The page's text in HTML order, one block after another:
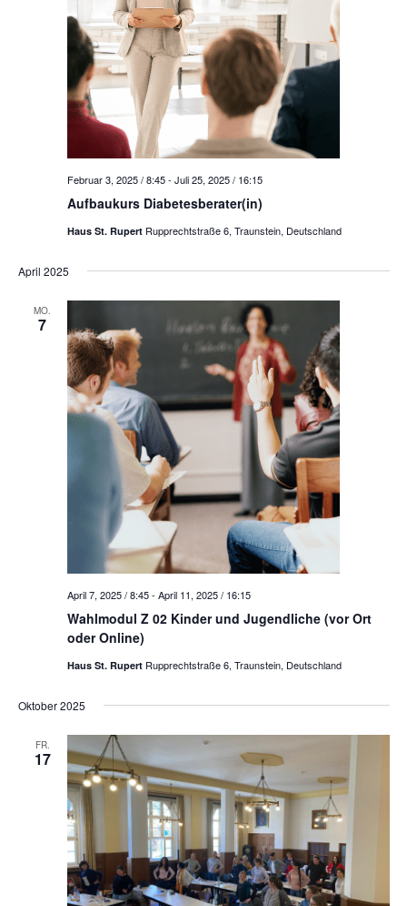
Aufbaukurs Diabetesberater(in)
Februar 3, 2025 / 8:45- Juli 25, 2025 / 16:15
Haus St. Rupert Rupprechtstraße 6, Traunstein, Deutschland
April 2025
MO.
7
Wahlmodul Z 02 Kinder und Jugendliche (vor Ort
oder Online)
April 7, 2025 / 8:45- April 11, 2025 / 16:15
Haus St. Rupert Rupprechtstraße 6, Traunstein, Deutschland
Oktober 2025
FR.
17